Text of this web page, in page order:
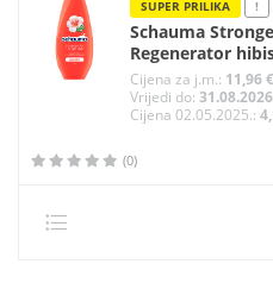
SUPER PRILIKA !
Schauma
Regenerator
Cijena za j.m.: 11,96
Vrijedi do: 31.08.2026
Cijena 02.05.2025.:
(0)